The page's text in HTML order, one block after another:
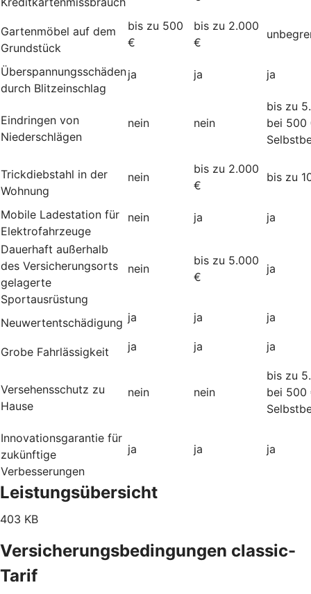
Gartenmöbel auf dem
Grundstück
bis zu 500
€
bis zu 2.000
€
Überspannungsschäden
durch Blitzeinschlag
ja ja ja
Eindringen von
Niederschlägen
nein nein
bis zu
bei 500
Trickdiebstahl in der
Wohnung
nein
bis zu 2.000
€
bis zu
Mobile Ladestation für
Elektrofahrzeuge
nein ja ja
Dauerhaft außerhalb
des Versicherungsorts
gelagerte
Sportausrüstung
nein
bis zu 5.000
€
ja
Neuwertentschädigung ja ja ja
Grobe Fahrlässigkeit ja ja ja
Versehensschutz zu
Hause
nein nein
bis zu
bei 500
Innovationsgarantie für
zukünftige
Verbesserungen
ja ja ja
Leistungsübersicht
403 KB
Versicherungsbedingungen classic-
Tarif